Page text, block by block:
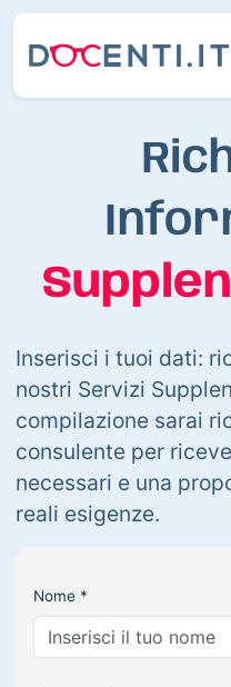
Inserisci i tuoi dati:
nostri Servizi
compilazione sarai
consulente per
necessari e una
reali esigenze.
Nome *